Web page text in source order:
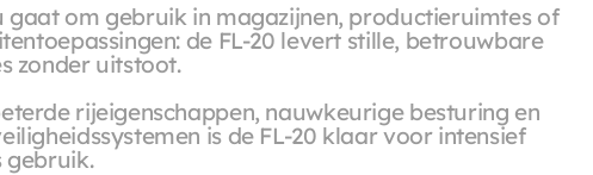
gaat om gebruik in magazijnen, productieruimtes of
de FL-20 levert stille, betrouwbare
zonder uitstoot.
rijeigenschappen, nauwkeurige besturing en
is de FL-20 klaar voor intensief
gebruik.